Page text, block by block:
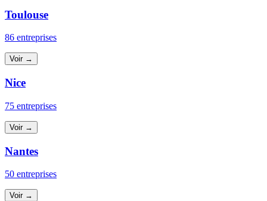
Toulouse
86 entreprises
Voir →
Nice
75 entreprises
Voir →
Nantes
50 entreprises
Voir →